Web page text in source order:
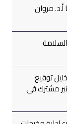
مروان
توقيع
مشترك في